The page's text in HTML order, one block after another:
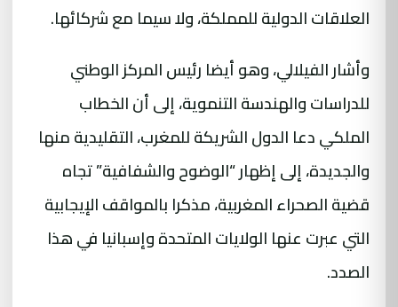
العلاقات الدولية للمملكة، ولا سيما مع شركائها.
وأشار الفيلالي، وهو أيضا رئيس المركز الوطني
للدراسات والهندسة التنموية، إلى أن الخطاب
الملكي دعا الدول الشريكة للمغرب، التقليدية منها
والجديدة، إلى إظهار “الوضوح والشفافية” تجاه
قضية الصحراء المغربية، مذكرا بالمواقف الإيجابية
التي عبرت عنها الولايات المتحدة وإسبانيا في هذا
الصدد.